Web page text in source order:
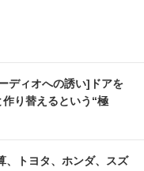
ディオへの誘い]ドアを
り替えるという“極
、トヨタ、ホンダ、スズ